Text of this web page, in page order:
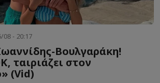
08 - 20:17
Βουλγαράκη!
ταιριάζει στον
(Vid)